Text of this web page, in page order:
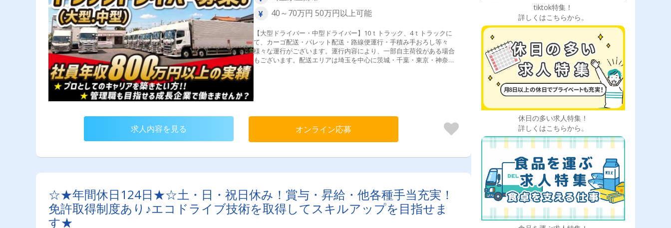
40～70万円 50万円以上可能
【大型ドライバー・中型ドライバー】10ｔトラック、4ｔトラックに
て、カーゴ配送・パレット配送・路線便運行・手積み手おろし等々
様々な運行がございます。運行内容により、一部自主荷役がある場合
もございます。配送エリアは埼玉を中心に茨城・千葉・東京・神奈川
がメインです。長距離運行は基本ありません。
求人内容を見る オンライン応募
☆★年間休日124日★☆土・日・祝日休み！賞与・昇給・他各種手当充実！
免許取得制度あり♪エコドライブ技術を取得してスキルアップを目指せま
す★
tiktok特集！
詳しくはこちらから。
休日の多い求人特集！
詳しくはこちらから。